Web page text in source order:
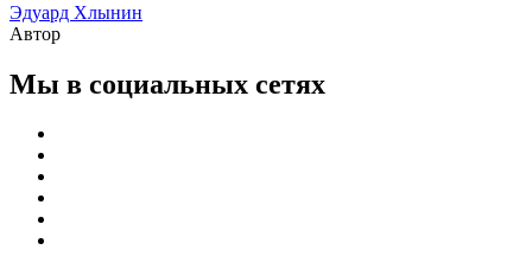
Эдуард Хлынин
Автор
Мы в социальных сетях